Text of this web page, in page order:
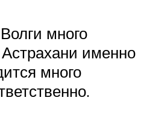
много
именно
много